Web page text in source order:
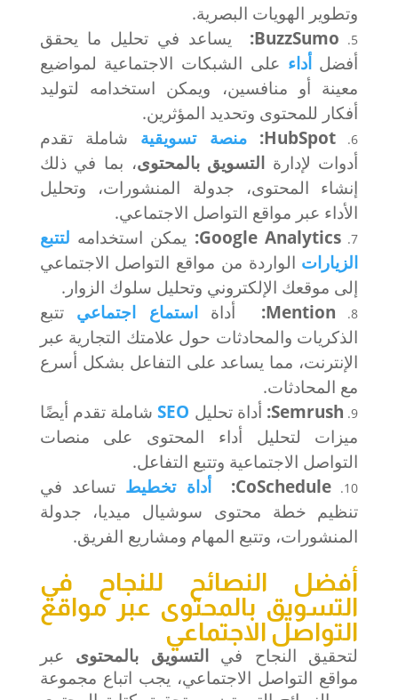
وتطوير الهويات البصرية.
BuzzSumo:
يساعد في تحليل ما يحقق
أفضلأداء على الشبكات الاجتماعية لمواضيع
معينة أو منافسين، ويمكن استخدامه لتوليد
أفكار للمحتوى وتحديد المؤثرين.
HubSpot:
منصة تسويقية شاملة تقدم
أدوات لإدارة التسويق بالمحتوى، بما في ذلك
إنشاء المحتوى، جدولة المنشورات، وتحليل
الأداء عبر مواقع التواصل الاجتماعي.
Google Analytics: يمكن استخدامه لتتبع
الزيارات الواردة من مواقع التواصل الاجتماعي
إلى موقعك الإلكتروني وتحليل سلوك الزوار.
Mention:
أداةاستماع اجتماعي تتبع
الذكريات والمحادثات حول علامتك التجارية عبر
الإنترنت، مما يساعد على التفاعل بشكل أسرع
مع المحادثات.
Semrush: أداة تحليل SEO شاملة تقدم أيضًا
ميزات لتحليل أداء المحتوى على منصات
التواصل الاجتماعية وتتبع التفاعل.
CoSchedule:
أداة تخطيط تساعد في
تنظيم خطة محتوى سوشيال ميديا، جدولة
المنشورات، وتتبع المهام ومشاريع الفريق.
أفضل النصائح للنجاح في
التسويق بالمحتوى عبر مواقع
التواصل الاجتماعي
لتحقيق النجاح فيالتسويق بالمحتوى عبر
مواقع التواصل الاجتماعي، يجب اتباع مجموعة